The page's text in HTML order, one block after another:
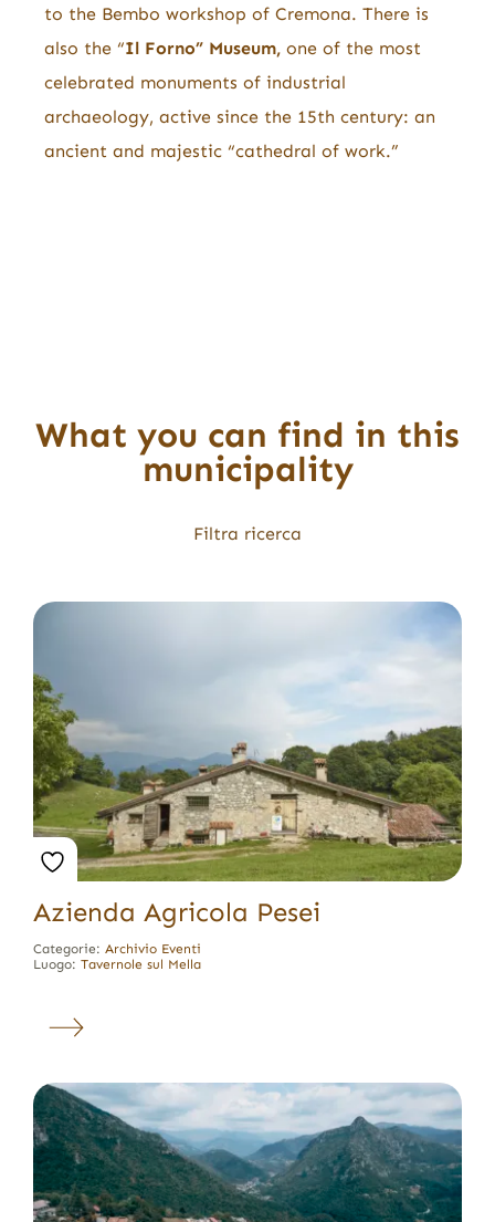
to the Bembo workshop of Cremona. There is
also the “Il Forno” Museum,one of the most
celebrated monuments of industrial
archaeology, active since the 15th century: an
ancient and majestic “cathedral of work.”
What you can find in this
municipality
Filtra ricerca
Azienda Agricola Pesei
Categorie: Archivio Eventi
Luogo: Tavernole sul Mella